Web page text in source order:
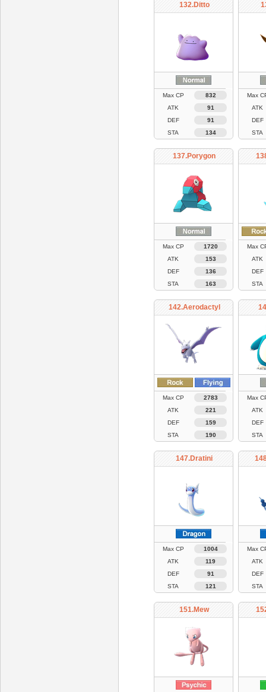
132.Ditto
Max CP
832
ATK
91
DEF
91
STA
134
Max
ATK
DEF
STA
137.Porygon
Max CP
1720
ATK
153
DEF
136
STA
163
Max
ATK
DEF
STA
142.Aerodactyl
Max CP
2783
ATK
221
DEF
159
STA
190
Max
ATK
DEF
STA
147.Dratini
Max CP
1004
ATK
119
DEF
91
STA
121
Max
ATK
DEF
STA
151.Mew